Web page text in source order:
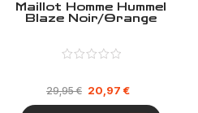
Maillot Homme Hummel
Blaze Noir/Orange
29,95€ 20,97 €